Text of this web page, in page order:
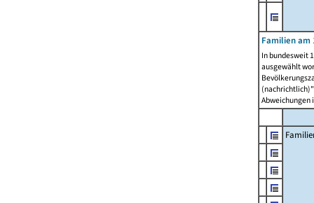
Familien am
In bundesweit
ausgewählt
Abweichungen